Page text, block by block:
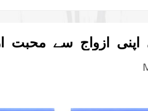
ازواج سے محبت از
کراچی